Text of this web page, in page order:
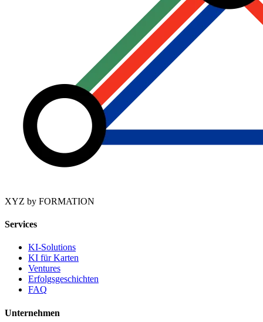
XYZ by FORMATION
Services
KI-Solutions
KI für Karten
Ventures
Erfolgsgeschichten
FAQ
Unternehmen